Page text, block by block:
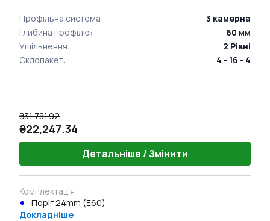
Профільна система: 3 камерна
Глибина профілю: 60 мм
Ущільнення: 2 Рівні
Склопакет: 4 - 16 - 4
₴31,781.92
₴22,247.34
Детальніше / Змінити
Комплектація
Поріг 24mm (E60)
Докладніше